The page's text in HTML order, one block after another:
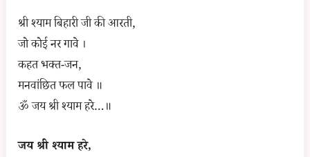
श्री श्याम बिहारी जी की आरती,
जो कोई नर गावे ।
कहत भक्त-जन,
मनवांछित फल पावे ॥
ॐ जय श्री श्याम हरे…॥
जय श्री श्याम हरे,